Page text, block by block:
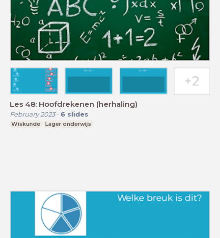
Les 48: Hoofdrekenen (herhaling)
February 2023- 6 slides
Wiskunde Lager onderwijs